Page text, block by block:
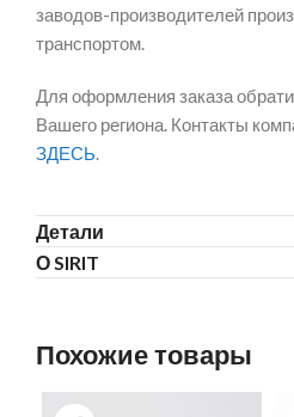
заводов-производителей
транспортом.
Для оформления заказа
Вашего региона. Контакты
ЗДЕСЬ.
Детали
О SIRIT
Похожие товары